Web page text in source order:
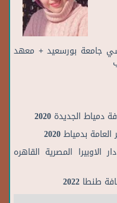
جامعة بورسعيد + معهد
المصرية القاهره